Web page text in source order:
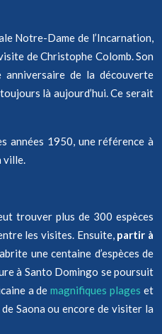
Notre-Dame de l’Incarnation,
de Christophe Colomb. Son
de la découverte
là aujourd’hui. Ce serait
années 1950, une référence à
ville.
trouver plus de 300 espèces
les visites. Ensuite, partir à
une centaine d’espèces de
à Santo Domingo se poursuit
a demagnifiques plages et
Saona ou encore de visiter la